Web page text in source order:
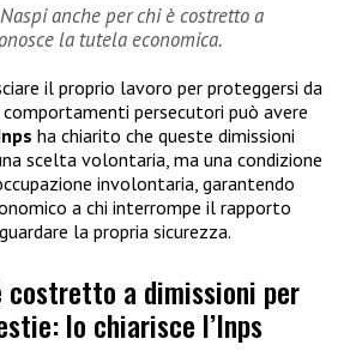
anche per chi è costretto a
la tutela economica.
il proprio lavoro per proteggersi da
comportamenti persecutori può avere
ha chiarito che queste dimissioni
scelta volontaria, ma una condizione
involontaria, garantendo
a chi interrompe il rapporto
la propria sicurezza.
costretto a dimissioni per
lo chiarisce l’Inps